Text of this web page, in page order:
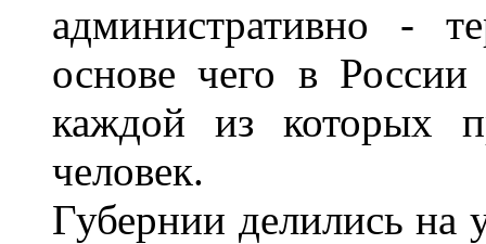
административно -
основе чего в России
каждой из которых
человек.
Губернии делились на